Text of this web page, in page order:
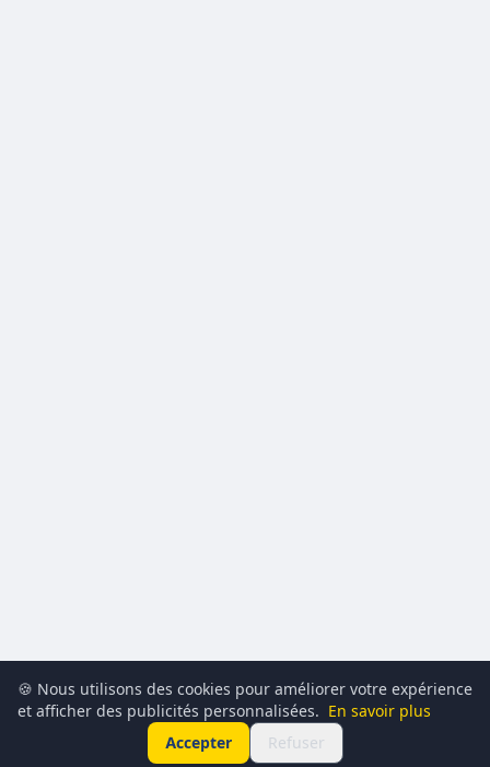
🍪 Nous utilisons des cookies pour améliorer votre expérience
et afficher des publicités personnalisées. En savoir plus
Accepter
Refuser